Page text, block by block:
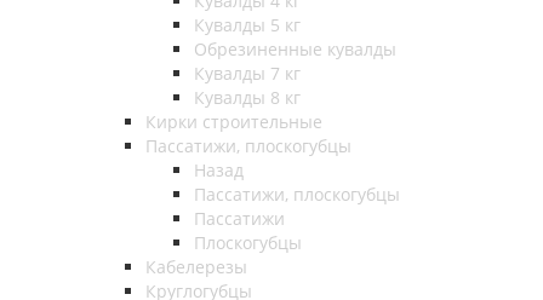
Кувалды 5 кг
Обрезиненные кувалды
Кувалды 7 кг
Кувалды 8 кг
Кирки строительные
Пассатижи, плоскогубцы
Назад
Пассатижи, плоскогубцы
Пассатижи
Плоскогубцы
Кабелерезы
Круглогубцы